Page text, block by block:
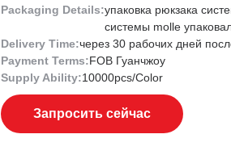
Packaging Details:упаковка рюкзака
системы molle
Delivery Time:через 30 рабочих дней
Payment Terms:FOB Гуанчжоу
Supply Ability:10000pcs/Color
Запросить сейчас